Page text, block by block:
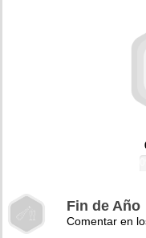
Fin de Año
Comentar en